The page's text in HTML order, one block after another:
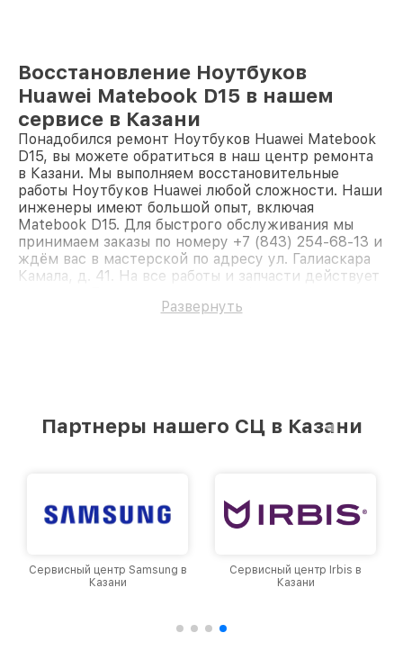
Восстановление Ноутбуков
Huawei Matebook D15 в нашем
сервисе в Казани
Понадобился ремонт Ноутбуков Huawei Matebook
D15, вы можете обратиться в наш центр ремонта
в Казани. Мы выполняем восстановительные
работы Ноутбуков Huawei любой сложности. Наши
инженеры имеют большой опыт, включая
Matebook D15. Для быстрого обслуживания мы
принимаем заказы по номеру +7 (843) 254-68-13 и
ждём вас в мастерской по адресу ул. Галиаскара
Камала, д. 41. На все работы и запчасти действует
Развернуть
Партнеры нашего СЦ в Казани
Сервисный центр Samsung в
Казани
Сервисный центр Irbis в
Казани